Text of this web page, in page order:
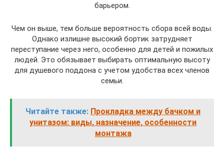
барьером.
Чем он выше, тем больше вероятность сбора всей воды.
Однако излишне высокий бортик затрудняет
переступание через него, особенно для детей и пожилых
людей. Это обязывает выбирать оптимальную высоту
для душевого поддона с учетом удобства всех членов
семьи.
Читайте также: Прокладка между бачком и
унитазом: виды, назначение, особенности
монтажа